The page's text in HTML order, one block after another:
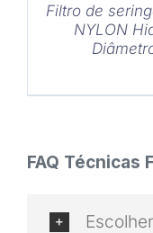
Filtro de
NYLON
FAQ Técnicas